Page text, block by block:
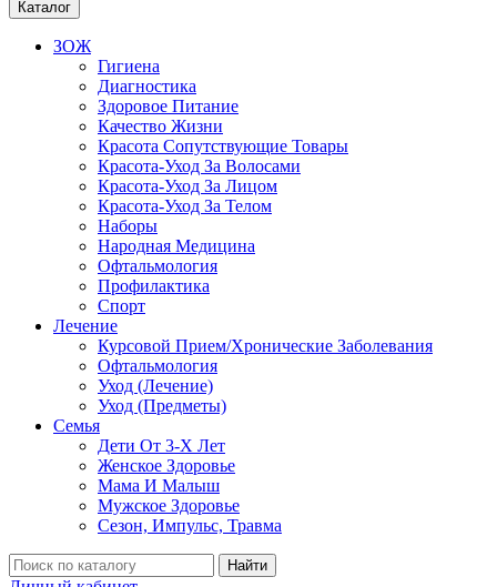
Каталог
ЗОЖ
Гигиена
Диагностика
Здоровое Питание
Качество Жизни
Красота Сопутствующие Товары
Красота-Уход За Волосами
Красота-Уход За Лицом
Красота-Уход За Телом
Наборы
Народная Медицина
Офтальмология
Профилактика
Спорт
Лечение
Курсовой Прием/Хронические Заболевания
Офтальмология
Уход (Лечение)
Уход (Предметы)
Семья
Дети От 3-Х Лет
Женское Здоровье
Мама И Малыш
Мужское Здоровье
Сезон, Импульс, Травма
Найти